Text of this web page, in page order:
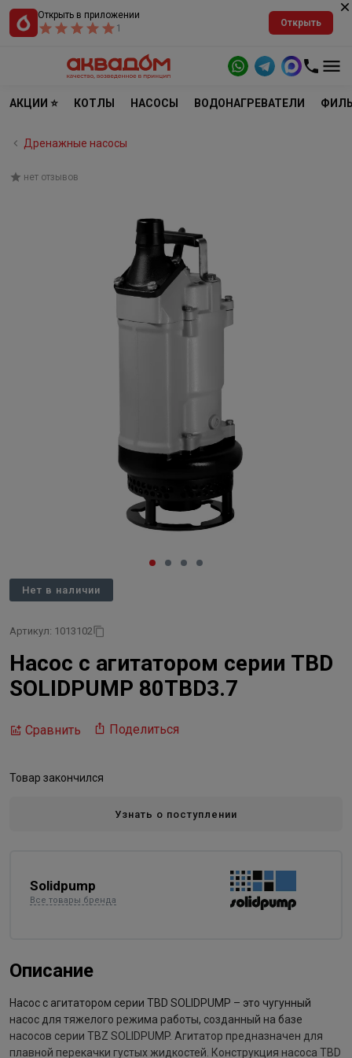
Открыть в приложении
1
Открыть
АКЦИИ ⭐ КОТЛЫ НАСОСЫ ВОДОНАГРЕВАТЕЛИ
Дренажные насосы
нет отзывов
Нет в наличии
Артикул: 1013102
Насос с агитатором серии TBD
SOLIDPUMP 80TBD3.7
Сравнить Поделиться
Товар закончился
Узнать о поступлении
Solidpump
Все товары бренда
Описание
Насос с агитатором серии TBD SOLIDPUMP – это чугунный
насос для тяжелого режима работы, созданный на базе
насосов серии TBZ SOLIDPUMP. Агитатор предназначен для
плавной перекачки густых жидкостей. Конструкция насоса TBD